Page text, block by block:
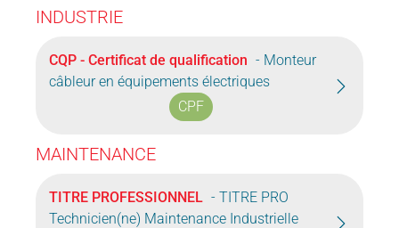
INDUSTRIE
CQP - Certificat de qualification - Monteur
câbleur en équipements électriques
CPF
MAINTENANCE
TITRE PROFESSIONNEL - TITRE PRO
Technicien(ne) Maintenance Industrielle